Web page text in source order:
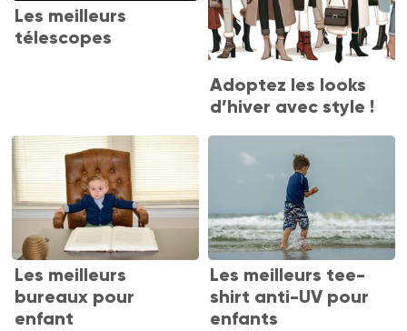
Les meilleurs
télescopes
Adoptez les looks
d’hiver avec style !
Les meilleurs
bureaux pour
enfant
Les meilleurs tee-
shirt anti-UV pour
enfants